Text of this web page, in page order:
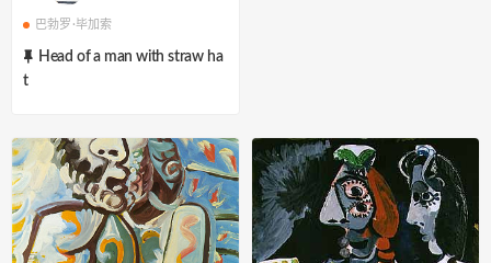
巴勃罗·毕加索
Head of a man with straw ha
t